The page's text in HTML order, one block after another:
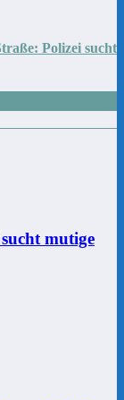
Polizei sucht
mutige